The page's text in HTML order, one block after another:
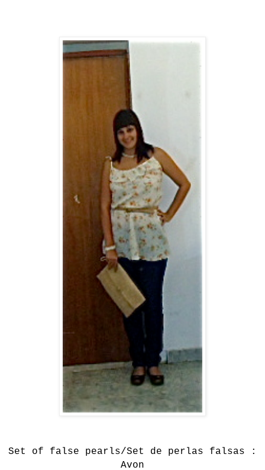
Set of false pearls/Set de perlas falsas :
Avon